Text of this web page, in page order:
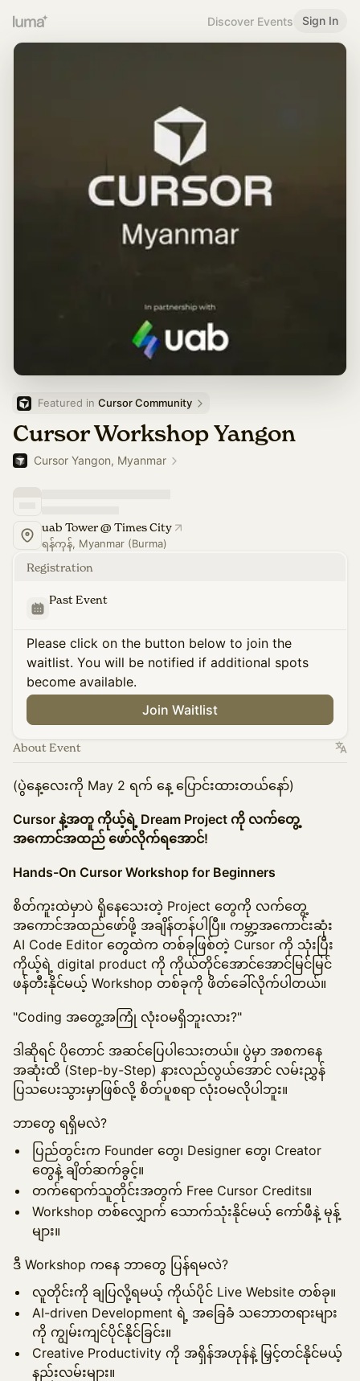
Discover Events Sign In
Featured in Cursor Community
Cursor Workshop Yangon
Cursor Yangon, Myanmar
uab Tower @ Times City
ရန်ကုန်, Myanmar (Burma)
Registration
Past Event
Please click on the button below to join the
waitlist. You will be notified if additional spots
become available.
Join Waitlist
About Event
(ပွဲနေ့လေးကို May 2 ရက် နေ့ ပြောင်းထားတယ်နော်)
Cursor နဲ့အတူ ကိုယ့်ရဲ့ Dream Project ကို လက်တွေ့
အကောင်အထည် ဖော်လိုက်ရအောင်!
Hands-On Cursor Workshop for Beginners
စိတ်ကူးထဲမှာပဲ ရှိနေသေးတဲ့ Project တွေကို လက်တွေ့
အကောင်အထည်ဖော်ဖို့ အချိန်တန်ပါပြီ။ ကမ္ဘာ့အကောင်းဆုံး
AI Code Editor တွေထဲက တစ်ခုဖြစ်တဲ့ Cursor ကို သုံးပြီး
ကိုယ့်ရဲ့ digital product ကို ကိုယ်တိုင်အောင်အောင်မြင်မြင်
ဖန်တီးနိုင်မယ့် Workshop တစ်ခုကို ဖိတ်ခေါ်လိုက်ပါတယ်။
"Coding အတွေ့အကြုံ လုံးဝမရှိဘူးလား?"
ဒါဆိုရင် ပိုတောင် အဆင်ပြေပါသေးတယ်။ ပွဲမှာ အစကနေ
အဆုံးထိ (Step-by-Step) နားလည်လွယ်အောင် လမ်းညွှန်
ပြသပေးသွားမှာဖြစ်လို့ စိတ်ပူစရာ လုံးဝမလိုပါဘူး။
ဘာတွေ ရရှိမလဲ?
ပြည်တွင်းက Founder တွေ၊ Designer တွေ၊ Creator
တွေနဲ့ ချိတ်ဆက်ခွင့်။
တက်ရောက်သူတိုင်းအတွက် Free Cursor Credits။
Workshop တစ်လျှောက် သောက်သုံးနိုင်မယ့် ကော်ဖီနဲ့ မုန့်
များ။
ဒီ Workshop ကနေ ဘာတွေ ပြန်ရမလဲ?
လူတိုင်းကို ချပြလို့ရမယ့် ကိုယ်ပိုင် Live Website တစ်ခု။
AI-driven Development ရဲ့ အခြေခံ သဘောတရားများ
ကို ကျွမ်းကျင်ပိုင်နိုင်ခြင်း။
Creative Productivity ကို အရှိန်အဟုန်နဲ့ မြှင့်တင်နိုင်မယ့်
နည်းလမ်းများ။